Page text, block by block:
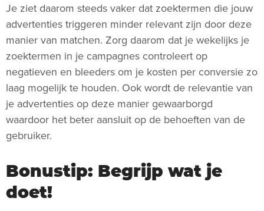
Je ziet daarom steeds vaker dat zoektermen die jouw
advertenties triggeren minder relevant zijn door deze
manier van matchen. Zorg daarom dat je wekelijks je
zoektermen in je campagnes controleert op
negatieven en bleeders om je kosten per conversie zo
laag mogelijk te houden. Ook wordt de relevantie van
je advertenties op deze manier gewaarborgd
waardoor het beter aansluit op de behoeften van de
gebruiker.
Bonustip: Begrijp wat je
doet!